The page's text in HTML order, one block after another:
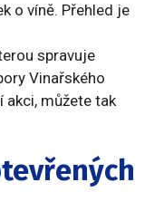
o víně. Přehled je
spravuje
Vinařského
můžete tak